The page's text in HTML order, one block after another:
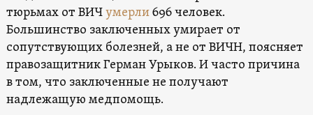
тюрьмах от ВИЧумерли696 человек.
Большинство заключенных умирает от
сопутствующих болезней, а не от ВИЧН, поясняет
правозащитник Герман Урыков. И часто причина
в том, что заключенные не получают
надлежащую медпомощь.